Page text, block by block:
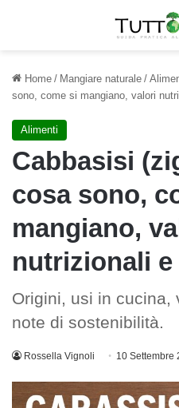
Home / Mangiare naturale /
sono, come si mangiano, valori
Alimenti
Cabbasisi
cosa sono,
mangiano,
nutrizionali
Origini, usi in cucina,
note di sostenibilità.
Rossella Vignoli 10 Settembre